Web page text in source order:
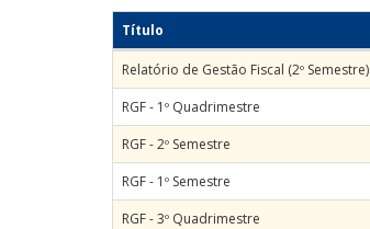
Título
Relatório de Gestão Fiscal (2º Semestre)
RGF - 1º Quadrimestre
RGF - 2º Semestre
RGF - 1º Semestre
RGF - 3º Quadrimestre